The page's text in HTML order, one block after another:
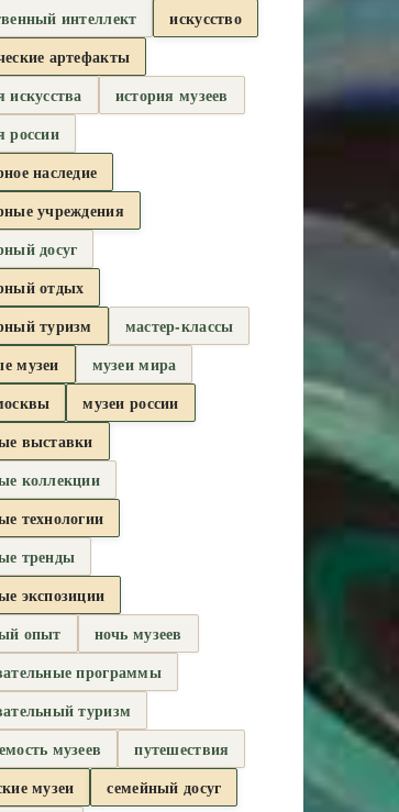
интеллект
искусство
артефакты
искусства
история музеев
россии
наследие
учреждения
досуг
отдых
туризм
мастер-классы
музеи
музеи мира
музеи россии
выставки
коллекции
технологии
тренды
экспозиции
опыт
ночь музеев
программы
туризм
музеев
путешествия
музеи
семейный досуг